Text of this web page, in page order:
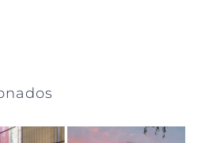
Planificar un